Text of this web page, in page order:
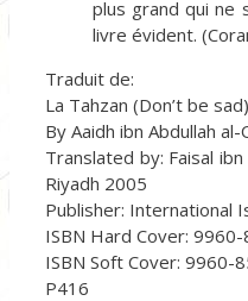
plus grand qui ne
livre évident.
Traduit de:
La Tahzan (Don’t be
By Aaidh ibn Abdullah al-
Translated by: Faisal
Riyadh 2005
Publisher: International
ISBN Hard Cover:
ISBN Soft Cover: 9960-
P416